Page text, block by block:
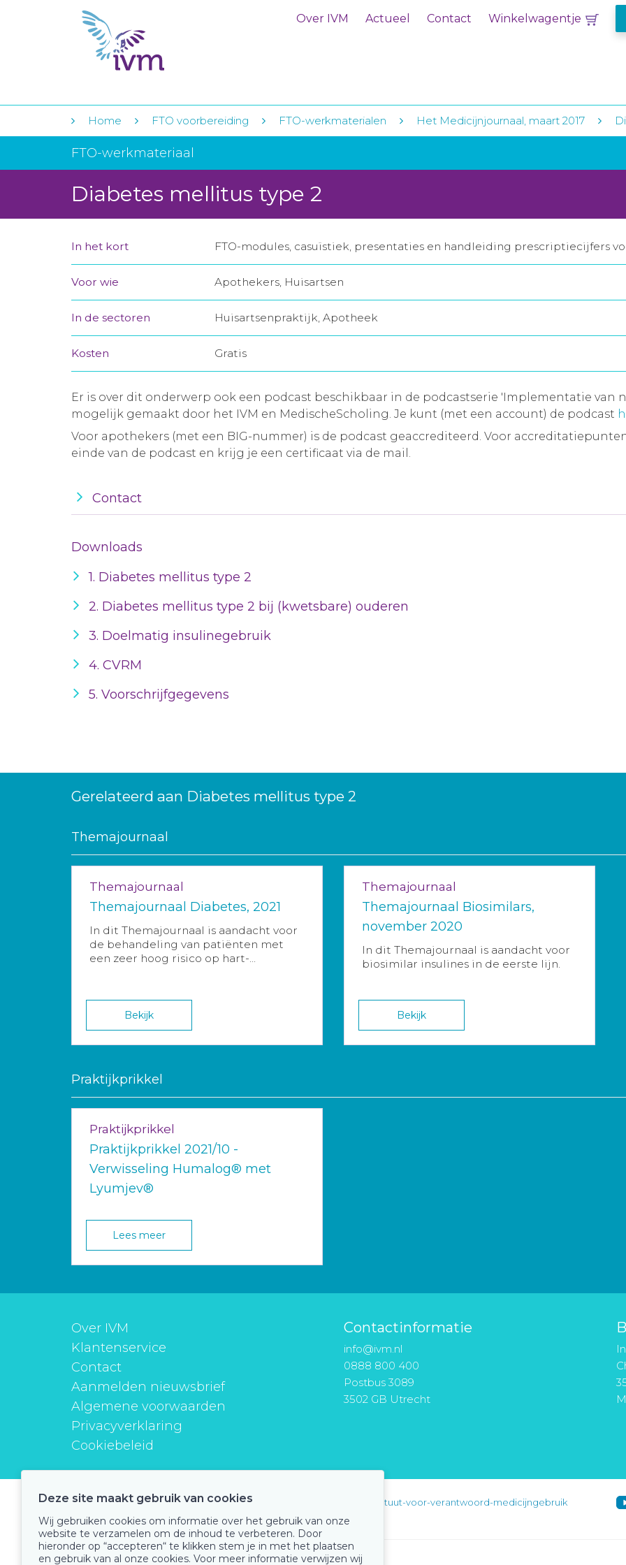
Over IVM Actueel Contact Winkelwagentje
Home FTO voorbereiding FTO-werkmaterialen Het Medicijnjournaal, maart 2017
FTO-werkmateriaal
Diabetes mellitus type 2
In het kort FTO-modules, casuïstiek, presentaties en handleiding prescriptiecijfers
Voor wie Apothekers, Huisartsen
In de sectoren Huisartsenpraktijk, Apotheek
Kosten Gratis
Er is over dit onderwerp ook een podcast beschikbaar in de podcastserie 'Implementatie van
mogelijk gemaakt door het IVM en MedischeScholing. Je kunt (met een account) de podcast
Voor apothekers (met een BIG-nummer) is de podcast geaccrediteerd. Voor
einde van de podcast en krijg je een certificaat via de mail.
Contact
Downloads
1. Diabetes mellitus type 2
2. Diabetes mellitus type 2 bij (kwetsbare) ouderen
3. Doelmatig insulinegebruik
4. CVRM
5. Voorschrijfgegevens
Gerelateerd aan Diabetes mellitus type 2
Themajournaal
Themajournaal
Themajournaal Diabetes, 2021
In dit Themajournaal is aandacht voor
de behandeling van patiënten met
een zeer hoog risico op hart-...
Bekijk
Themajournaal
Themajournaal Biosimilars,
november 2020
In dit Themajournaal is aandacht voor
biosimilar insulines in de eerste lijn.
Bekijk
Praktijkprikkel
Praktijkprikkel
Praktijkprikkel 2021/10 -
Verwisseling Humalog® met
Lyumjev®
Lees meer
Over IVM
Klantenservice
Contact
Aanmelden nieuwsbrief
Algemene voorwaarden
Privacyverklaring
Cookiebeleid
Contactinformatie
info@ivm.nl
0888 800 400
Postbus 3089
3502 GB Utrecht
instituutverantwoordmedicijngebruik instituut-voor-verantwoord-medicijngebruik
Deze site maakt gebruik van cookies
Wij gebruiken cookies om informatie over het gebruik van onze
website te verzamelen om de inhoud te verbeteren. Door
hieronder op “accepteren“ te klikken stem je in met het plaatsen
en gebruik van al onze cookies. Voor meer informatie verwijzen wij